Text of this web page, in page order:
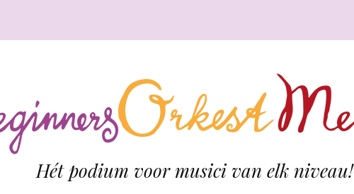
Hét podium voor musici van elk niveau!